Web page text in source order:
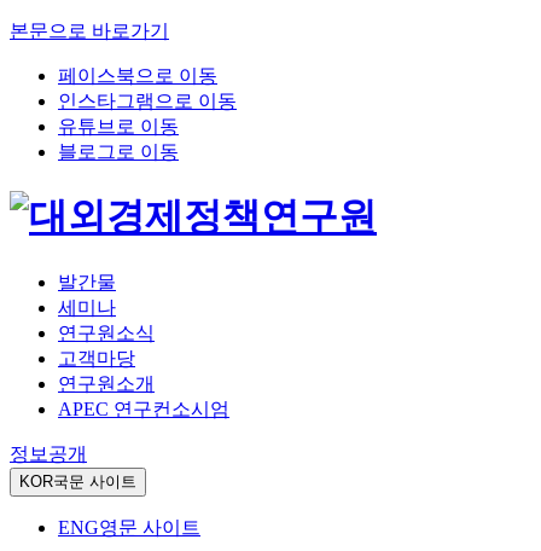
본문으로 바로가기
페이스북으로 이동
인스타그램으로 이동
유튜브로 이동
블로그로 이동
발간물
세미나
연구원소식
고객마당
연구원소개
APEC 연구컨소시엄
정보공개
KOR국문 사이트
ENG영문 사이트